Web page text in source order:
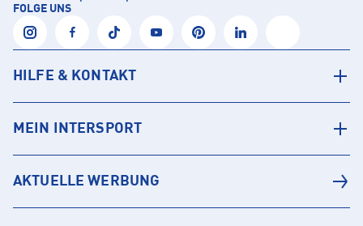
FOLGE UNS
HILFE & KONTAKT
MEIN INTERSPORT
AKTUELLE WERBUNG